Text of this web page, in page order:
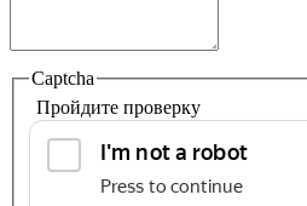
Captcha
Пройдите проверку